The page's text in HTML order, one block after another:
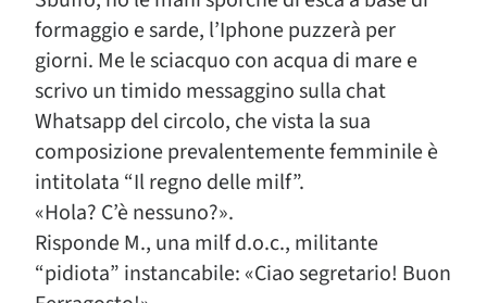
formaggio e sarde, l’Iphone puzzerà per
giorni. Me le sciacquo con acqua di mare e
scrivo un timido messaggino sulla chat
Whatsapp del circolo, che vista la sua
composizione prevalentemente femminile è
intitolata “Il regno delle milf”.
«Hola? C’è nessuno?».
Risponde M., una milf d.o.c., militante
“pidiota” instancabile: «Ciao segretario! Buon